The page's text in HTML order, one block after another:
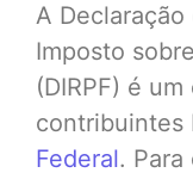
A
Imposto
(DIRPF) é
contribuintes
Federal.